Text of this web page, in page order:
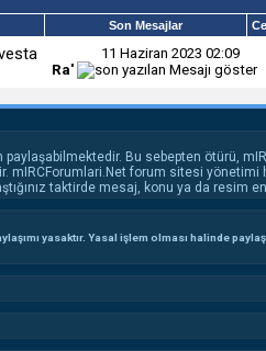
Son Mesajlar
11 Haziran 2023 02:09
Ra'
Bu sebepten ötürü,
forum sitesi
taktirde mesaj, konu ya da resim
yasaktır. Yasal işlem olması halinde